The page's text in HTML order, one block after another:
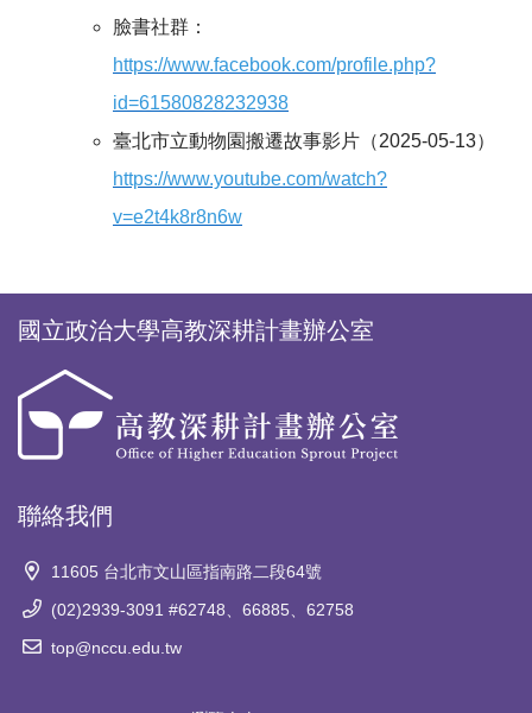
臉書社群：
https://www.facebook.com/profile.php?
id=61580828232938
臺北市立動物園搬遷故事影片（2025-05-13）
https://www.youtube.com/watch?
v=e2t4k8r8n6w
國立政治大學高教深耕計畫辦公室
聯絡我們
11605 台北市文山區指南路二段64號
(02)2939-3091 #62748、66885、62758
top@nccu.edu.tw